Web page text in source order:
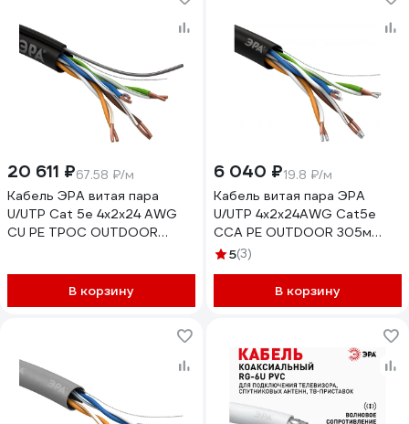
20 611 ₽67.58 ₽/м
Кабель ЭРА витая пара
U/UTP Cat 5e 4x2x24 AWG
CU PE ТРОС OUTDOOR
В корзину
6 040 ₽19.8 ₽/м
Кабель витая пара ЭРА
U/UTP 4x2x24AWG Cat5e
CCA PE OUTDOOR 305м
SIMPLE Б0044436
5(3)
В корзину